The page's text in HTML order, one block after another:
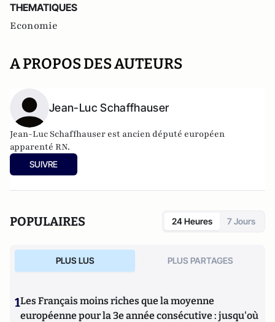
THEMATIQUES
Economie
A PROPOS DES AUTEURS
Jean-Luc Schaffhauser
Jean-Luc Schaffhauser est ancien député européen
apparenté RN.
SUIVRE
POPULAIRES 24 Heures 7 Jours
PLUS LUS PLUS PARTAGES
1Les Français moins riches que la moyenne
européenne pour la 3e année consécutive : jusqu'où